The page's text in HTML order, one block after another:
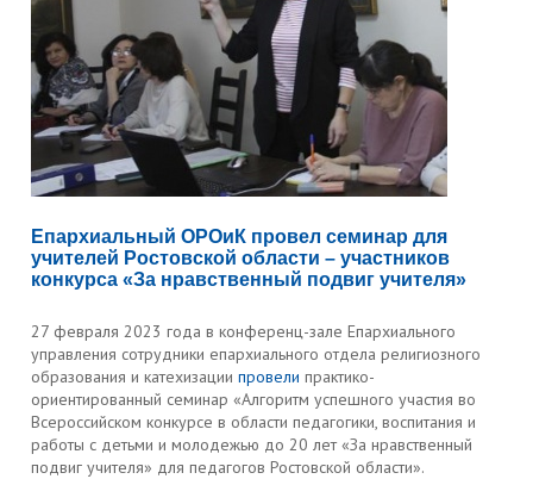
Епархиальный ОРОиК провел семинар для
учителей Ростовской области – участников
конкурса «За нравственный подвиг учителя»
27 февраля 2023 года в конференц-зале Епархиального
управления сотрудники епархиального отдела религиозного
образования и катехизациипровели практико-
ориентированный семинар «Алгоритм успешного участия во
Всероссийском конкурсе в области педагогики, воспитания и
работы с детьми и молодежью до 20 лет «За нравственный
подвиг учителя» для педагогов Ростовской области».